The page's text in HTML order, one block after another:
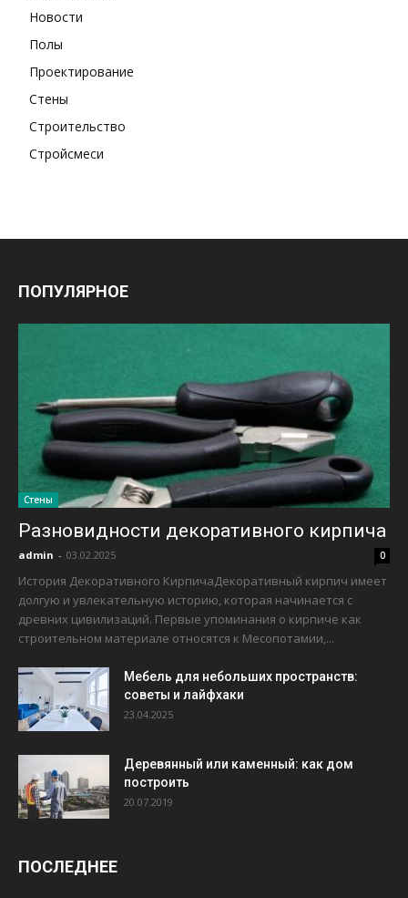
Новости
Полы
Проектирование
Стены
Строительство
Стройсмеси
ПОПУЛЯРНОЕ
Стены
Разновидности декоративного кирпича
admin - 03.02.2025 0
История Декоративного КирпичаДекоративный кирпич имеет
долгую и увлекательную историю, которая начинается с
древних цивилизаций. Первые упоминания о кирпиче как
строительном материале относятся к Месопотамии,...
Мебель для небольших пространств:
советы и лайфхаки
23.04.2025
Деревянный или каменный: как дом
построить
20.07.2019
ПОСЛЕДНЕЕ